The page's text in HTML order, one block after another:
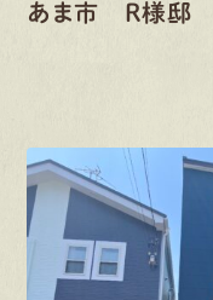
あま市 R様邸